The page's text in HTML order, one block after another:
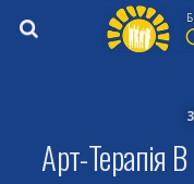
Арт-Терапія